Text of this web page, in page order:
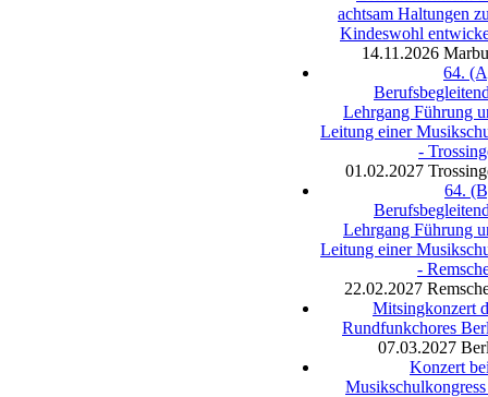
achtsam Haltungen
Kindeswohl
14.11.2026
64.
Lehrgang Führung
Leitung einer
-
01.02.2027
64.
Lehrgang Führung
Leitung einer
-
22.02.2027
Mitsingkonzert
Rundfunkchores
07.03.2027
Konzert